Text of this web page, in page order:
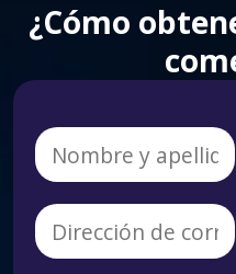
¿Cómo